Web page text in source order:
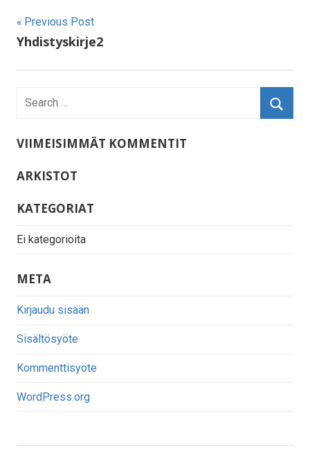
Artikkelien
selaus
Previous Post
Yhdistyskirje2
VIIMEISIMMÄT KOMMENTIT
ARKISTOT
KATEGORIAT
Ei kategorioita
META
Kirjaudu sisään
Sisältösyöte
Kommenttisyöte
WordPress.org